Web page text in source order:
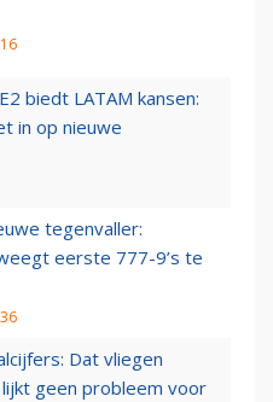
biedt LATAM kansen:
in op nieuwe
tegenvaller:
eerste 777-9’s te
Dat vliegen
geen probleem voor